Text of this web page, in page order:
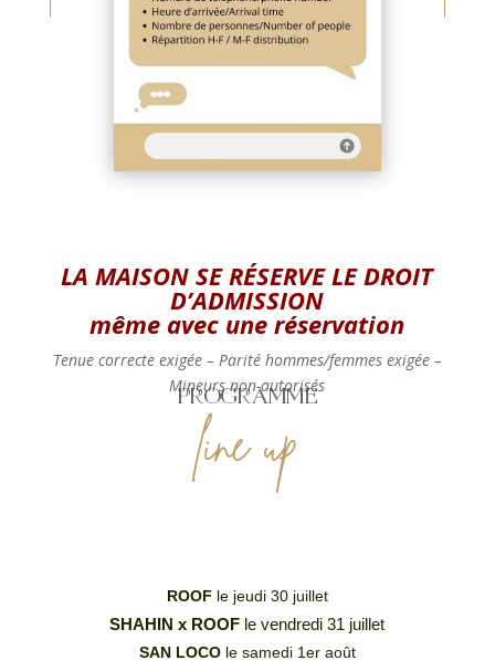
LA MAISON SE RÉSERVE LE DROIT
D’ADMISSION
même avec une réservation
Tenue correcte exigée – Parité hommes/femmes exigée –
Mineurs non-autorisés
PROGRAMME
line up
ROOF le jeudi 30 juillet
SHAHIN x ROOF le vendredi 31 juillet
SAN LOCO le samedi 1er août